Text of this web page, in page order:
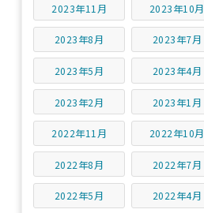
2023年11月 2023年10月
2023年8月 2023年7月
2023年5月 2023年4月
2023年2月 2023年1月
2022年11月 2022年10月
2022年8月 2022年7月
2022年5月 2022年4月